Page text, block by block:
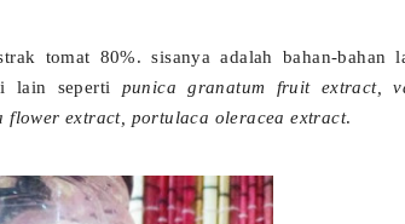
tomat 80%. sisanya adalah bahan-bahan
lain seperti punica granatum fruit extract,
extract, portulaca oleracea extract.